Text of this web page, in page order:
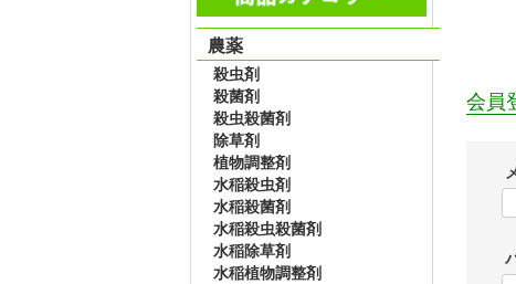
農薬
殺虫剤
殺菌剤
殺虫殺菌剤
除草剤
植物調整剤
水稲殺虫剤
水稲殺菌剤
水稲殺虫殺菌剤
水稲除草剤
水稲植物調整剤
会員